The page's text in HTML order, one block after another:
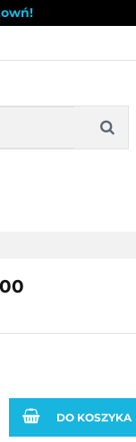
BLOG
DO KOSZYKA